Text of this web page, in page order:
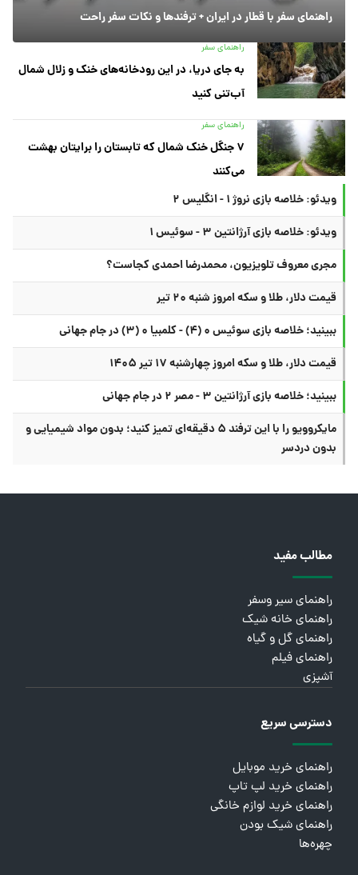
راهنمای سفر با قطار در ایران + ترفندها و نکات سفر راحت
راهنمای سفر
به جای دریا، در این رودخانه‌های خنک و زلال شمال
آب‌تنی کنید
راهنمای سفر
۷ جنگل خنک شمال که تابستان را برایتان بهشت
می‌کنند
ویدئو: خلاصه بازی نروژ ۱ - انگلیس ۲
ویدئو: خلاصه بازی آرژانتین ۳ - سوئیس ۱
مجری معروف تلویزیون، محمدرضا احمدی کجاست؟
قیمت دلار، طلا و سکه امروز شنبه ۲۰ تیر
ببینید؛ خلاصه بازی سوئیس ۰ (۴) - کلمبیا ۰ (۳) در جام جهانی
قیمت دلار، طلا و سکه امروز چهارشنبه ۱۷ تیر ۱۴۰۵
ببینید؛ خلاصه بازی آرژانتین ۳ - مصر ۲ در جام جهانی
مایکروویو را با این ترفند ۵ دقیقه‌ای تمیز کنید؛ بدون مواد شیمیایی و
بدون دردسر
مطالب مفید
راهنمای سیر وسفر
راهنمای خانه شیک
راهنمای گل و گیاه
راهنمای فیلم
آشپزی
دسترسی سریع
راهنمای خرید موبایل
راهنمای خرید لپ تاپ
راهنمای خرید لوازم خانگی
راهنمای شیک بودن
چهره‌ها